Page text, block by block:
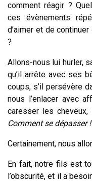
comment réagir ?
ces évènements
d’aimer et de
?
Allons-nous lui hurler,
qu’il arrête avec ses
coups, s’il persévère
nous l’enlacer avec
caresser les
Comment se dépasser
Certainement, nous
En fait, notre fils est
l’obscurité, et il a